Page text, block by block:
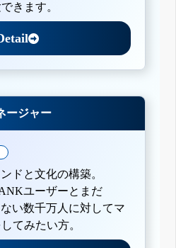
きます。
ージャー
ドと文化の構築。
ユーザーとまだ
い数千万人に対してマ
てみたい方。